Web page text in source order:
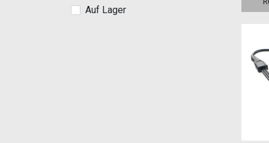
Auf Lager